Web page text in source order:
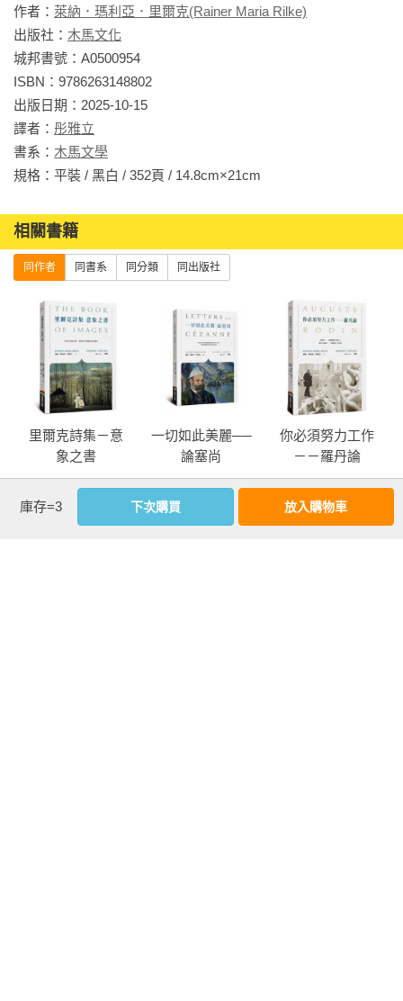
作者： 萊納．瑪利亞．里爾克(Rainer Maria Rilke)
出版社： 木馬文化
城邦書號：A0500954
ISBN：9786263148802
出版日期：2025-10-15
譯者： 彤雅立
書系： 木馬文學
規格：平裝 / 黑白 / 352頁 / 14.8cm×21cm
相關書籍
同作者 同書系 同分類 同出版社
里爾克詩集－意
象之書
一切如此美麗──
論塞尚
你必須努力工作
－－羅丹論
more
庫存=3 下次購買 放入購物車